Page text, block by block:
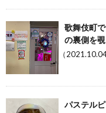
歌舞伎町
の裏側を
（
パステル